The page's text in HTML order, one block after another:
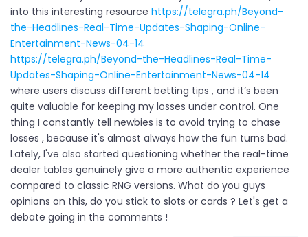
into this interesting resource https://telegra.ph/Beyond-
the-Headlines-Real-Time-Updates-Shaping-Online-
Entertainment-News-04-14
https://telegra.ph/Beyond-the-Headlines-Real-Time-
Updates-Shaping-Online-Entertainment-News-04-14
where users discuss different betting tips , and it’s been
quite valuable for keeping my losses under control. One
thing I constantly tell newbies is to avoid trying to chase
losses , because it's almost always how the fun turns bad.
Lately, I've also started questioning whether the real-time
dealer tables genuinely give a more authentic experience
compared to classic RNG versions. What do you guys
opinions on this, do you stick to slots or cards ? Let's get a
debate going in the comments !